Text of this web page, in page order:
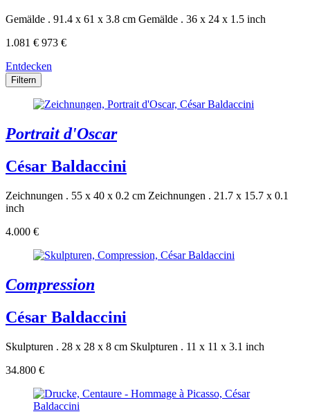
Gemälde . 91.4 x 61 x 3.8 cm Gemälde . 36 x 24 x 1.5 inch
1.081 € 973 €
Entdecken
Filtern
Portrait d'Oscar
César Baldaccini
Zeichnungen . 55 x 40 x 0.2 cm Zeichnungen . 21.7 x 15.7 x 0.1
inch
4.000 €
Compression
César Baldaccini
Skulpturen . 28 x 28 x 8 cm Skulpturen . 11 x 11 x 3.1 inch
34.800 €